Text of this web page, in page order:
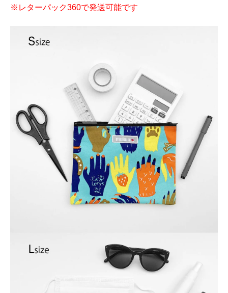
※レターパック360で発送可能です